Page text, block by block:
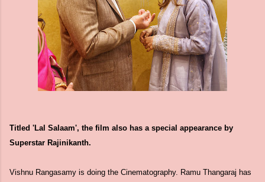
Titled 'Lal Salaam', the film also has a special appearance by
Superstar Rajinikanth.
Vishnu Rangasamy is doing the Cinematography. Ramu Thangaraj has